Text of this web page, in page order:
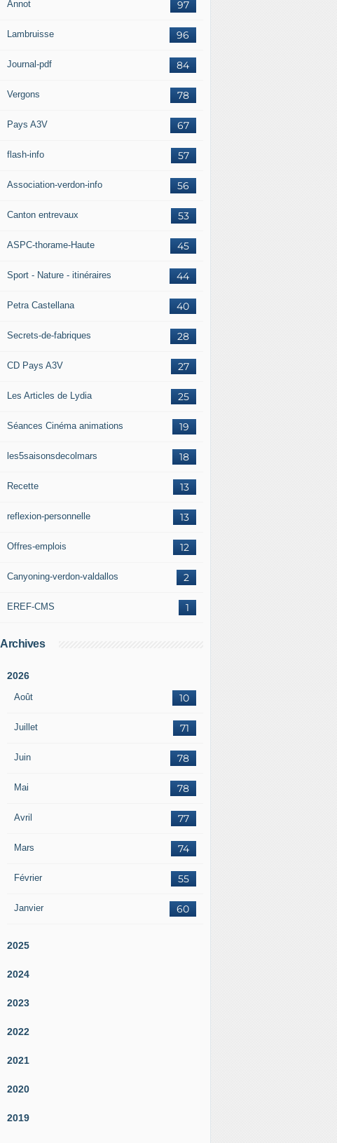
97
Annot
96
Lambruisse
84
Journal-pdf
78
Vergons
67
Pays A3V
57
flash-info
56
Association-verdon-info
53
Canton entrevaux
45
ASPC-thorame-Haute
44
Sport - Nature - itinéraires
40
Petra Castellana
28
Secrets-de-fabriques
27
CD Pays A3V
25
Les Articles de Lydia
19
Séances Cinéma animations
18
les5saisonsdecolmars
13
Recette
13
reflexion-personnelle
12
Offres-emplois
2
Canyoning-verdon-valdallos
1
EREF-CMS
Archives
2026
Août 10
Juillet 71
Juin 78
Mai 78
Avril 77
Mars 74
Février 55
Janvier 60
2025
2024
2023
2022
2021
2020
2019